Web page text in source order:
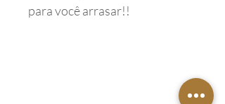
para você arrasar!!